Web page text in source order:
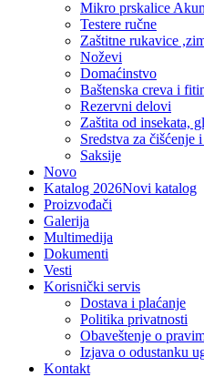
Mikro prskalice
Testere ručne
Zaštitne rukavice
Noževi
Domaćinstvo
Baštenska creva i
Rezervni delovi
Zaštita od insekata,
Sredstva za čišćenje
Saksije
Novo
Katalog 2026Novi katalog
Proizvođači
Galerija
Multimedija
Dokumenti
Vesti
Korisnički servis
Dostava i plaćanje
Politika privatnosti
Obaveštenje o
Izjava o odustanku
Kontakt